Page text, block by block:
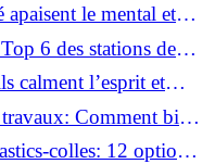
le mental et
?
6 des stations de
calment l’esprit et
Comment bien
colles: 12 options